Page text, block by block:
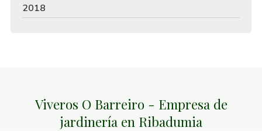
2018
Viveros O Barreiro - Empresa de
jardinería en Ribadumia